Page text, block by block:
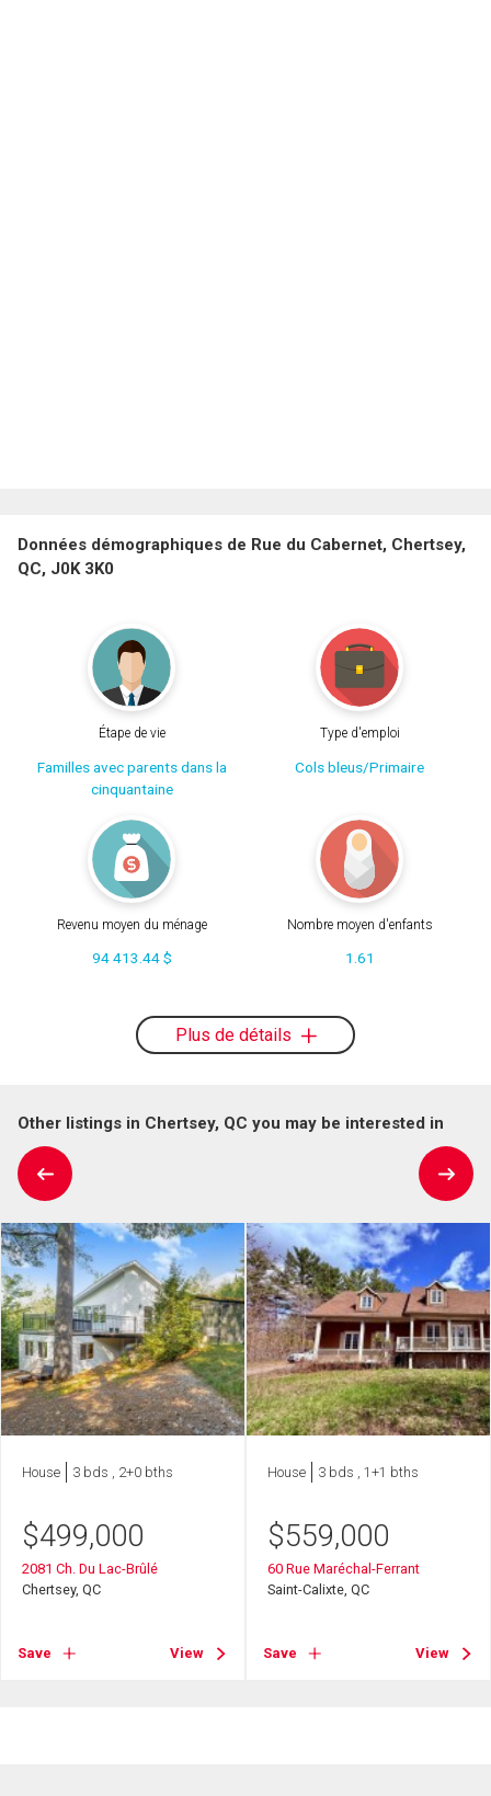
Données démographiques de Rue du Cabernet, Chertsey,
QC, J0K 3K0
Étape de vie
Familles avec parents dans la
cinquantaine
Type d'emploi
Cols bleus/Primaire
Revenu moyen du ménage
94 413.44 $
Nombre moyen d'enfants
1.61
Plus de détails
Other listings in Chertsey, QC you may be interested in
House 3 bds , 2+0 bths
$499,000
2081 Ch. Du Lac-Brûlé
Chertsey, QC
Save View
House 3 bds , 1+1 bths
$559,000
60 Rue Maréchal-Ferrant
Saint-Calixte, QC
Save View